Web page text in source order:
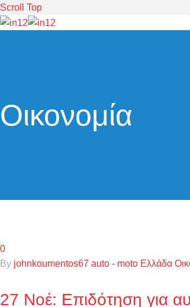
Scroll Top
Οικονομία
0
By johnkoumentos67 auto - moto Ελλάδα
27 Νοέ: Επιδότηση για